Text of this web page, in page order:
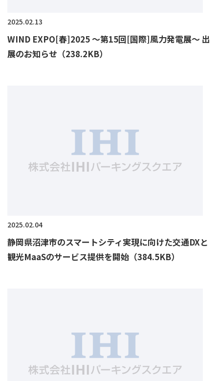
2025.02.13
WIND EXPO[春]2025 ～第15回[国際]風力発電展～ 出
展のお知らせ（238.2KB）
2025.02.04
静岡県沼津市のスマートシティ実現に向けた交通DXと
観光MaaSのサービス提供を開始（384.5KB）